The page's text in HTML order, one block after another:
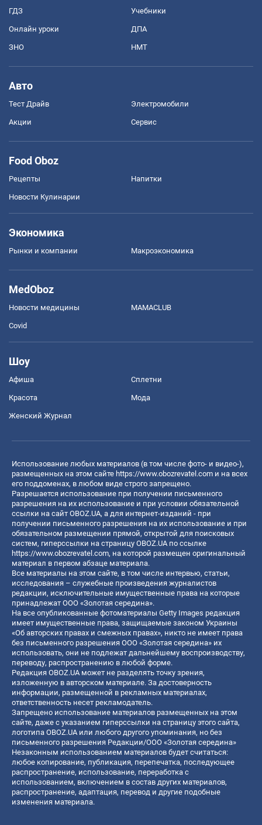
ГДЗ Учебники
Онлайн уроки ДПА
ЗНО НМТ
Авто
Тест Драйв Электромобили
Акции Сервис
Food Oboz
Рецепты Напитки
Новости Кулинарии
Экономика
Рынки и компании Mакроэкономика
MedOboz
Новости медицины MAMACLUB
Covid
Шоу
Афиша Сплетни
Красота Мода
Женский Журнал
Использование любых материалов (в том числе фото- и видео-),
размещенных на этом сайте https://www.obozrevatel.com и на всех
его поддоменах, в любом виде строго запрещено.
Разрешается использование при получении письменного
разрешения на их использование и при условии обязательной
ссылки на сайт OBOZ.UA, а для интернет-изданий - при
получении письменного разрешения на их использование и при
обязательном размещении прямой, открытой для поисковых
систем, гиперссылки на страницу OBOZ.UA по ссылке
https://www.obozrevatel.com, на которой размещен оригинальный
материал в первом абзаце материала.
Все материалы на этом сайте, в том числе интервью, статьи,
исследования – служебные произведения журналистов
редакции, исключительные имущественные права на которые
принадлежат ООО «Золотая середина».
На все опубликованные фотоматериалы Getty Images редакция
имеет имущественные права, защищаемые законом Украины
«Об авторских правах и смежных правах», никто не имеет права
без письменного разрешения ООО «Золотая середина» их
использовать, они не подлежат дальнейшему воспроизводству,
переводу, распространению в любой форме.
Редакция OBOZ.UA может не разделять точку зрения,
изложенную в авторском материале. За достоверность
информации, размещенной в рекламных материалах,
ответственность несет рекламодатель.
Запрещено использование материалов размещенных на этом
сайте, даже с указанием гиперссылки на страницу этого сайта,
логотипа OBOZ.UA или любого другого упоминания, но без
письменного разрешения Редакции/ООО «Золотая середина»
Незаконным использованием материалов будет считаться:
любое копирование, публикация, перепечатка, последующее
распространение, использование, переработка с
использованием, включением в состав других материалов,
распространение, адаптация, перевод и другие подобные
изменения материала.